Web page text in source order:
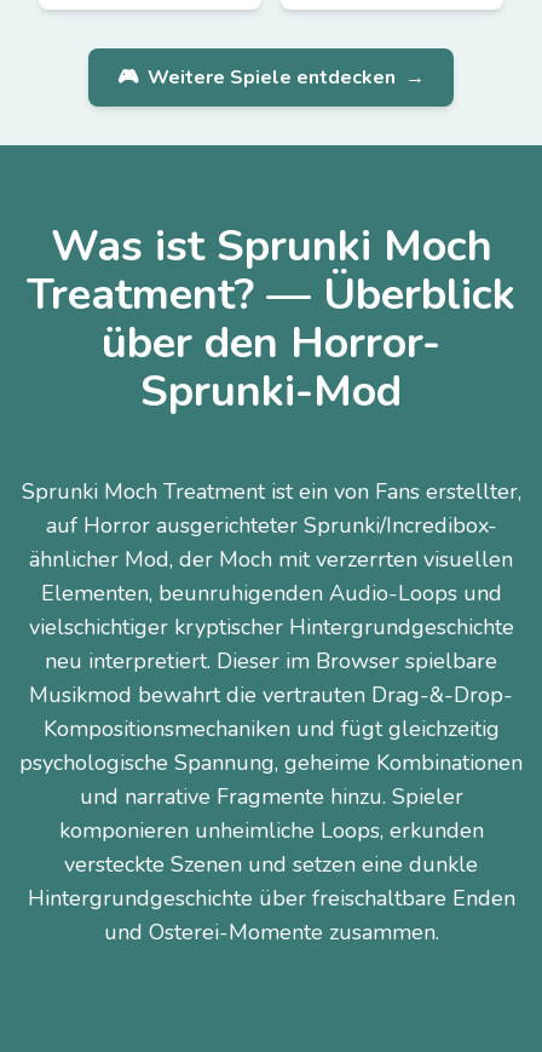
🎮 Weitere Spiele entdecken →
Was ist Sprunki Moch
Treatment? — Überblick
über den Horror-
Sprunki-Mod
Sprunki Moch Treatment ist ein von Fans erstellter,
auf Horror ausgerichteter Sprunki/Incredibox-
ähnlicher Mod, der Moch mit verzerrten visuellen
Elementen, beunruhigenden Audio-Loops und
vielschichtiger kryptischer Hintergrundgeschichte
neu interpretiert. Dieser im Browser spielbare
Musikmod bewahrt die vertrauten Drag-&-Drop-
Kompositionsmechaniken und fügt gleichzeitig
psychologische Spannung, geheime Kombinationen
und narrative Fragmente hinzu. Spieler
komponieren unheimliche Loops, erkunden
versteckte Szenen und setzen eine dunkle
Hintergrundgeschichte über freischaltbare Enden
und Osterei-Momente zusammen.